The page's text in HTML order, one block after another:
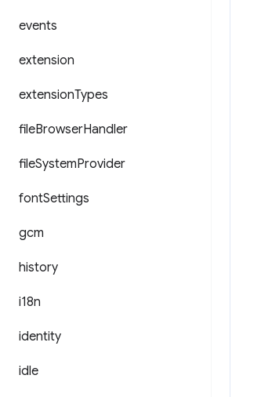
events
extension
extensionTypes
fileBrowserHandler
fileSystemProvider
fontSettings
gcm
history
i18n
identity
idle